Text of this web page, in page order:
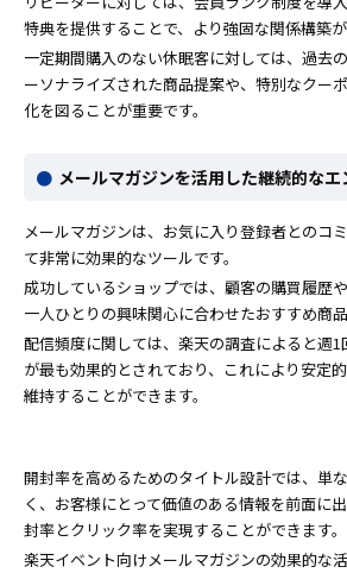
特典を提供することで、より強固な関係構築が
一定期間購入のない休眠客に対しては、過去
ーソナライズされた商品提案や、特別なクー
化を図ることが重要です。
メールマガジンを活用した継続的な
メールマガジンは、お気に入り登録者とのコ
て非常に効果的なツールです。
成功しているショップでは、顧客の購買履歴
一人ひとりの興味関心に合わせたおすすめ商品
配信頻度に関しては、楽天の調査によると週
が最も効果的とされており、これにより安定
維持することができます。
開封率を高めるためのタイトル設計では、単
く、お客様にとって価値のある情報を前面に
封率とクリック率を実現することができます。
楽天イベント向けメールマガジンの効果的な